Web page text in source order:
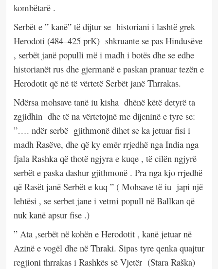
kombëtarë .
Serbët e ” kanë” të dijtur se historiani i lashtë grek
Herodoti (484–425 prK) shkruante se pas Hindusëve
, serbët janë populli më i madh i botës dhe se edhe
historianët rus dhe gjermanë e paskan pranuar tezën e
Herodotit që në të vërtetë Serbët janë Thrrakas.
Ndërsa mohsave tanë iu kisha dhënë këtë detyrë ta
zgjidhin dhe të na vërtetojnë me dijeninë e tyre se:
”…. ndër serbë gjithmonë dihet se ka jetuar fisi i
madh Rasëve, dhe që ky emër rrjedhë nga India nga
fjala Rashka që thotë ngjyra e kuqe , të cilën ngjyrë
serbët e paska dashur gjithmonë . Pra nga kjo rrjedhë
që Rasët janë Serbët e kuq ” ( Mohsave të iu japi një
lehtësi , se serbet jane i vetmi popull në Ballkan që
nuk kanë apsur fise .)
” Ata ,serbët në kohën e Herodotit , kanë jetuar në
Azinë e vogël dhe në Thraki. Sipas tyre qenka quajtur
regjioni thrrakas i Rashkës së Vjetër (Stara Raška)